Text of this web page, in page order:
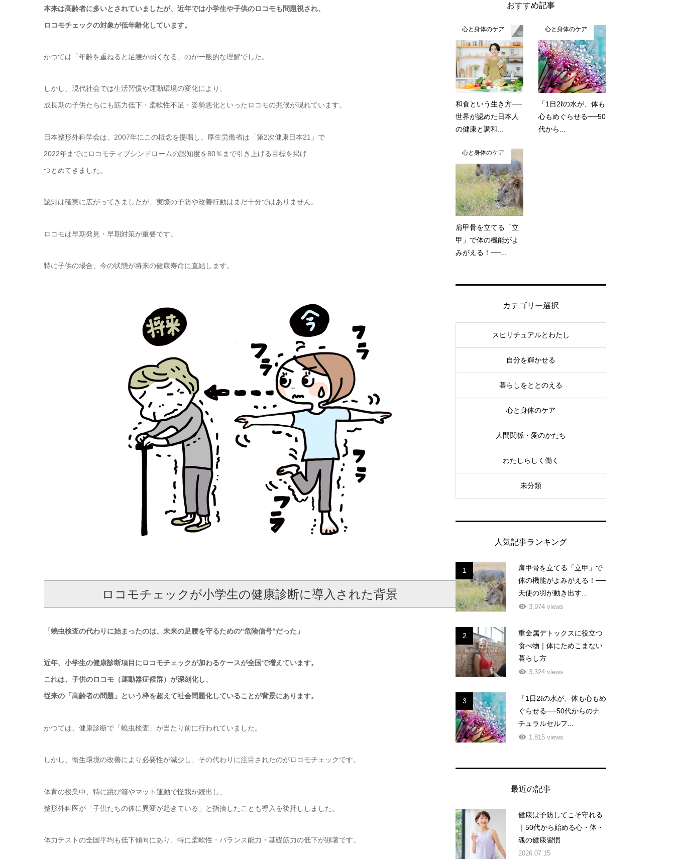
本来は高齢者に多いとされていましたが、近年では小学生や子供のロコモも問題視され、
ロコモチェックの対象が低年齢化しています。
かつては「年齢を重ねると足腰が弱くなる」のが一般的な理解でした。
しかし、現代社会では生活習慣や運動環境の変化により、
成長期の子供たちにも筋力低下・柔軟性不足・姿勢悪化といったロコモの兆候が現れています。
日本整形外科学会は、2007年にこの概念を提唱し、厚生労働省は「第2次健康日本21」で
2022年までにロコモティブシンドロームの認知度を80％まで引き上げる目標を掲げ
つとめてきました。
認知は確実に広がってきましたが、実際の予防や改善行動はまだ十分ではありません。
ロコモは早期発見・早期対策が重要です。
特に子供の場合、今の状態が将来の健康寿命に直結します。
ロコモチェックが小学生の健康診断に導入された背景
「蟯虫検査の代わりに始まったのは、未来の足腰を守るための“危険信号”だった」
近年、小学生の健康診断項目にロコモチェックが加わるケースが全国で増えています。
これは、 子供のロコモ（運動器症候群） が深刻化し、
従来の「高齢者の問題」という枠を超えて社会問題化していることが背景にあります。
かつては、健康診断で「蟯虫検査」が当たり前に行われていました。
しかし、衛生環境の改善により必要性が減少し、その代わりに注目されたのがロコモチェックです。
体育の授業中、特に跳び箱やマット運動で怪我が続出し、
整形外科医が「子供たちの体に異変が起きている」と指摘したことも導入を後押ししました。
体力テストの全国平均も低下傾向にあり、特に柔軟性・バランス能力・基礎筋力の低下が顕著です。
おすすめ記事
心と身体のケア
和食という生き方──
世界が認めた日本人
の健康と調和...
心と身体のケア
「1日2ℓの水が、体も
心もめぐらせる──50
代から...
心と身体のケア
肩甲骨を立てる「立
甲」で体の機能がよ
みがえる！──...
カテゴリー選択
スピリチュアルとわたし
自分を輝かせる
暮らしをととのえる
心と身体のケア
人間関係・愛のかたち
わたしらしく働く
未分類
人気記事ランキング
1
肩甲骨を立てる「立甲」で
体の機能がよみがえる！──
天使の羽が動き出す...
3,974 views
2
重金属デトックスに役立つ
食べ物｜体にためこまない
暮らし方
3,324 views
3
「1日2ℓの水が、体も心もめ
ぐらせる──50代からのナ
チュラルセルフ...
1,815 views
最近の記事
健康は予防してこそ守れる
｜50代から始める心・体・
魂の健康習慣
2026.07.15